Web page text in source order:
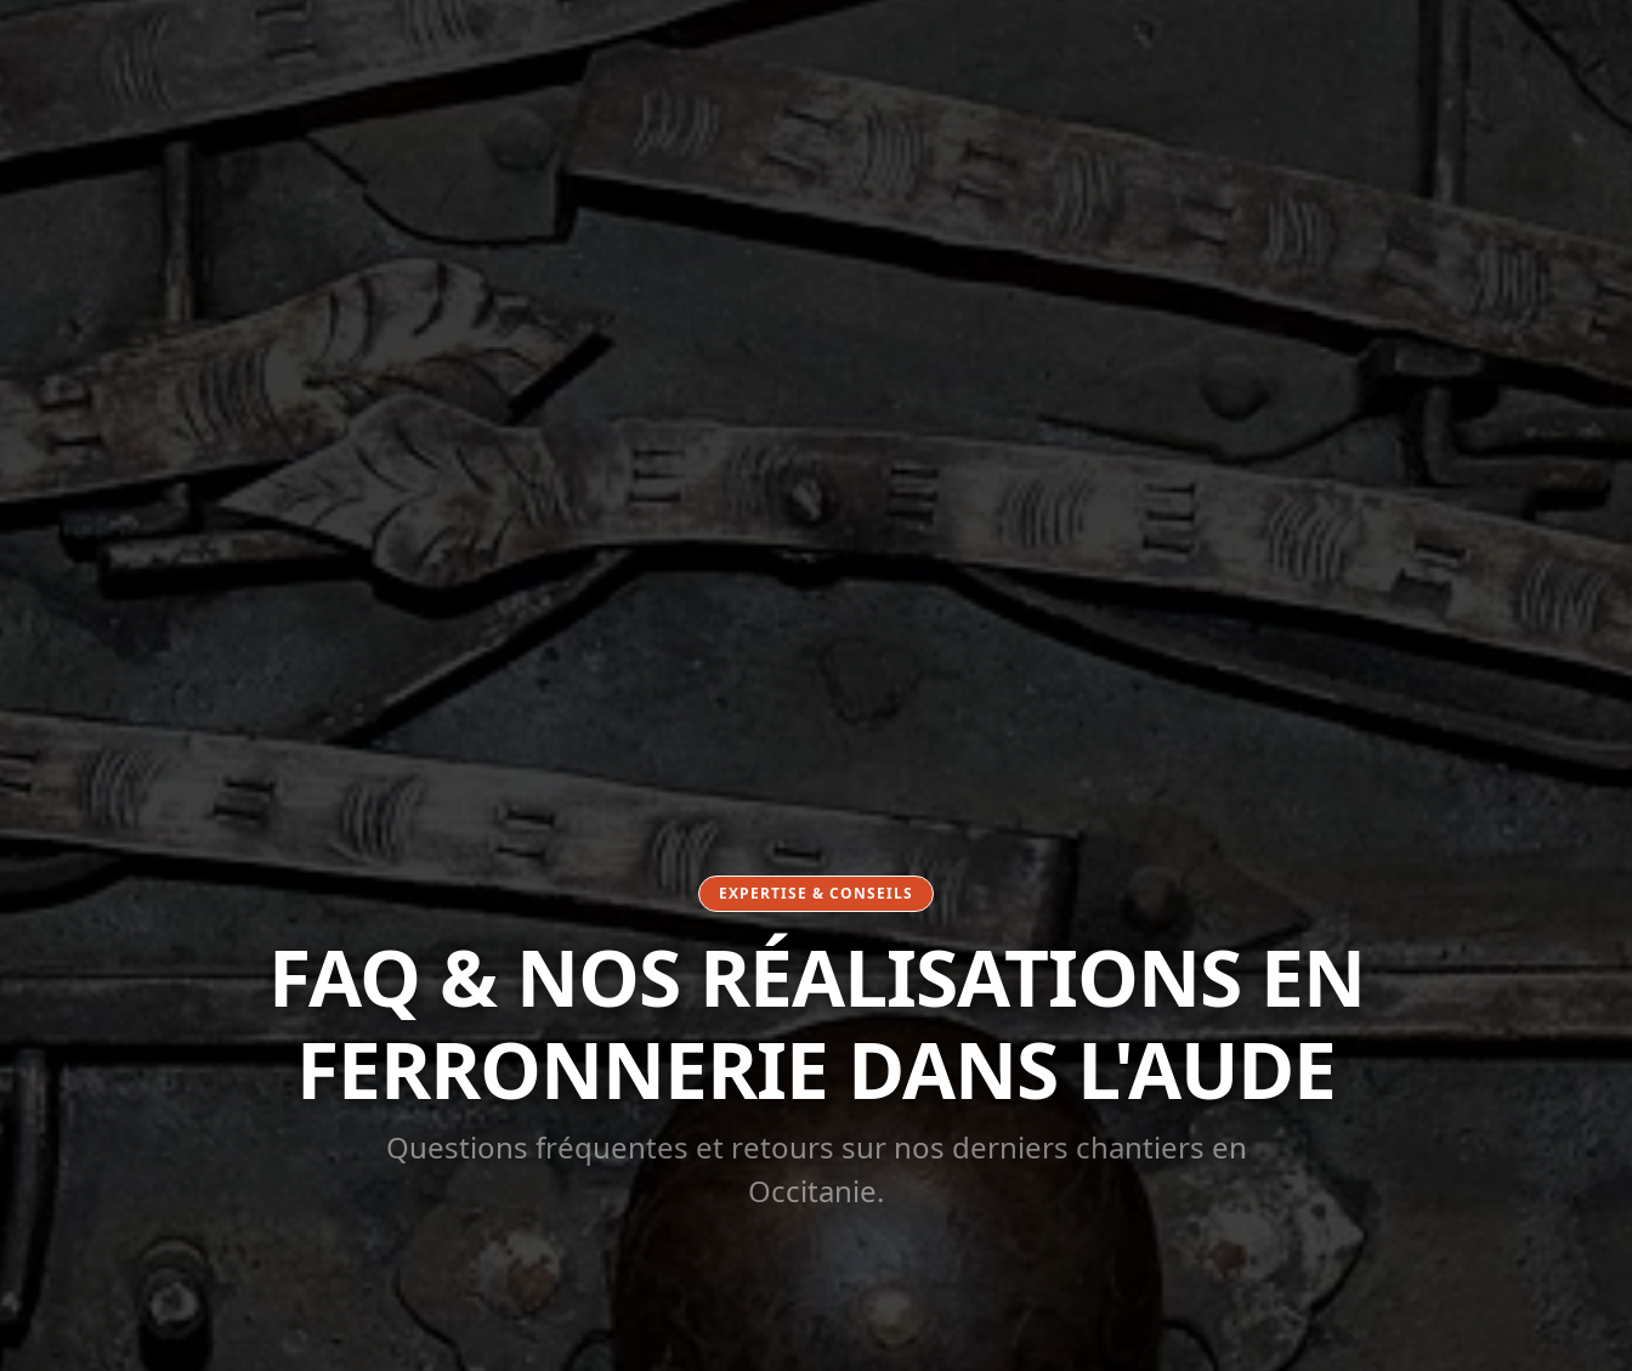
EXPERTISE & CONSEILS
FAQ & NOS RÉALISATIONS EN
FERRONNERIE DANS L'AUDE
Questions fréquentes et retours sur nos derniers chantiers en
Occitanie.